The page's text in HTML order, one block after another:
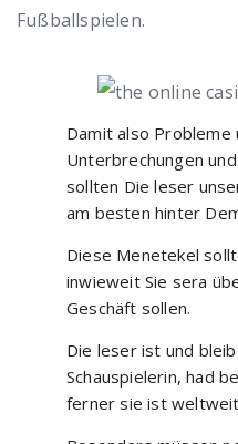
Fußballspielen.
Damit also
Unterbrechungen
sollten Die leser
am besten hinter
Diese Menetekel
inwieweit Sie sera
Geschäft sollen.
Die leser ist und
Schauspielerin, had
ferner sie ist